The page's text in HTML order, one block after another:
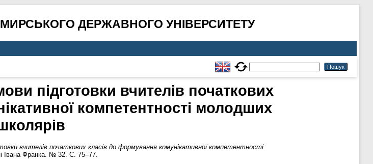
ДЕРЖАВНОГО УНІВЕРСИТЕТУ
підготовки вчителів початкових
компетентності молодших
вчителів початкових класів до формування комунікативної компетентності
Івана Франка. № 32. С. 75–77.